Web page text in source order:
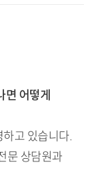
어떻게
고 있습니다.
문 상담원과